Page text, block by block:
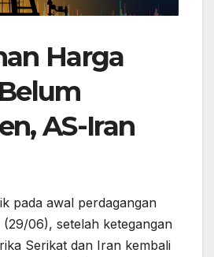
Harga
AS-Iran
pada awal perdagangan
(29/06), setelah ketegangan
Serikat dan Iran kembali